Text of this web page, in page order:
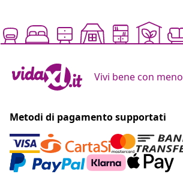
Vivi bene con meno
Metodi di pagamento supportati